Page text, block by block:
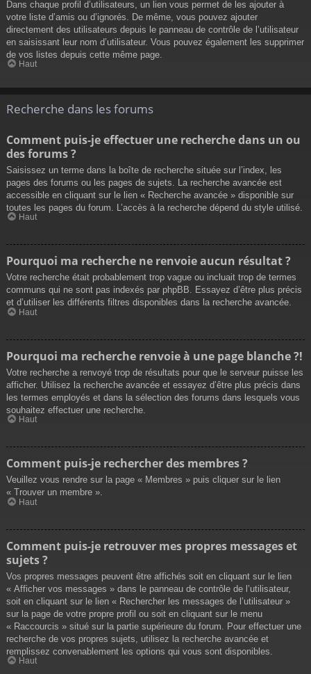
Dans chaque profil d’utilisateurs, un lien vous permet de les ajouter à
votre liste d’amis ou d’ignorés. De même, vous pouvez ajouter
directement des utilisateurs depuis le panneau de contrôle de l’utilisateur
en saisissant leur nom d’utilisateur. Vous pouvez également les supprimer
de vos listes depuis cette même page.
Haut
Recherche dans les forums
Comment puis-je effectuer une recherche dans un ou
des forums ?
Saisissez un terme dans la boîte de recherche située sur l’index, les
pages des forums ou les pages de sujets. La recherche avancée est
accessible en cliquant sur le lien « Recherche avancée » disponible sur
toutes les pages du forum. L’accès à la recherche dépend du style utilisé.
Haut
Pourquoi ma recherche ne renvoie aucun résultat ?
Votre recherche était probablement trop vague ou incluait trop de termes
communs qui ne sont pas indexés par phpBB. Essayez d’être plus précis
et d’utiliser les différents filtres disponibles dans la recherche avancée.
Haut
Pourquoi ma recherche renvoie à une page blanche ?!
Votre recherche a renvoyé trop de résultats pour que le serveur puisse les
afficher. Utilisez la recherche avancée et essayez d’être plus précis dans
les termes employés et dans la sélection des forums dans lesquels vous
souhaitez effectuer une recherche.
Haut
Comment puis-je rechercher des membres ?
Veuillez vous rendre sur la page « Membres » puis cliquer sur le lien
« Trouver un membre ».
Haut
Comment puis-je retrouver mes propres messages et
sujets ?
Vos propres messages peuvent être affichés soit en cliquant sur le lien
« Afficher vos messages » dans le panneau de contrôle de l’utilisateur,
soit en cliquant sur le lien « Rechercher les messages de l’utilisateur »
sur la page de votre propre profil ou soit en cliquant sur le menu
« Raccourcis » situé sur la partie supérieure du forum. Pour effectuer une
recherche de vos propres sujets, utilisez la recherche avancée et
remplissez convenablement les options qui vous sont disponibles.
Haut